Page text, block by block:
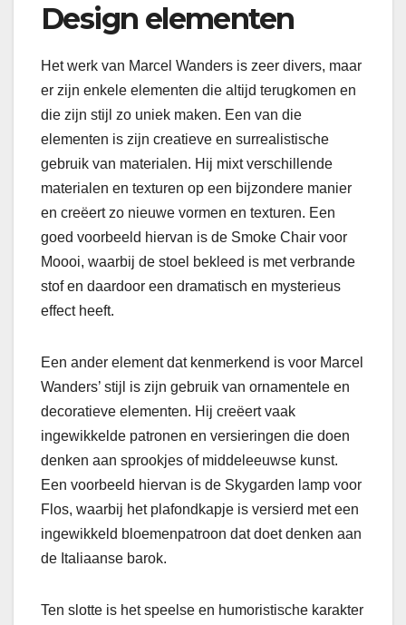
Design elementen
Het werk van Marcel Wanders is zeer divers, maar
er zijn enkele elementen die altijd terugkomen en
die zijn stijl zo uniek maken. Een van die
elementen is zijn creatieve en surrealistische
gebruik van materialen. Hij mixt verschillende
materialen en texturen op een bijzondere manier
en creëert zo nieuwe vormen en texturen. Een
goed voorbeeld hiervan is de Smoke Chair voor
Moooi, waarbij de stoel bekleed is met verbrande
stof en daardoor een dramatisch en mysterieus
effect heeft.
Een ander element dat kenmerkend is voor Marcel
Wanders’ stijl is zijn gebruik van ornamentele en
decoratieve elementen. Hij creëert vaak
ingewikkelde patronen en versieringen die doen
denken aan sprookjes of middeleeuwse kunst.
Een voorbeeld hiervan is de Skygarden lamp voor
Flos, waarbij het plafondkapje is versierd met een
ingewikkeld bloemenpatroon dat doet denken aan
de Italiaanse barok.
Ten slotte is het speelse en humoristische karakter